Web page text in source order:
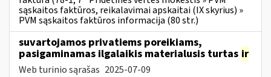
sąskaitos faktūros, reikalavimai apskaitai (IX skyrius) »
PVM sąskaitos faktūros informacija (80 str.)
suvartojamos privatiems poreikiams,
pasigaminamas ilgalaikis materialusis turtas ir
Web turinio sąrašas 2025-07-09